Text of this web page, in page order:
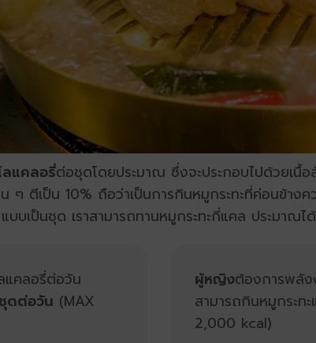
ลแคลอรี่ต่อชุดโดยประมาณ ซึ่งจะประกอบไปด้วยเ
ๆ ตีเป็น 10% ถือว่าเป็นการกินหมูกระทะที่ค่อนข้า
บเป็นชุด เราสามารถทานหมูกระทะกี่แคล ประมาณไ
คลอรี่ต่อวัน
ดต่อวัน (MAX
ผู้หญิงต้องการพลั
สามารถกินหมูกระท
2,000 kcal)